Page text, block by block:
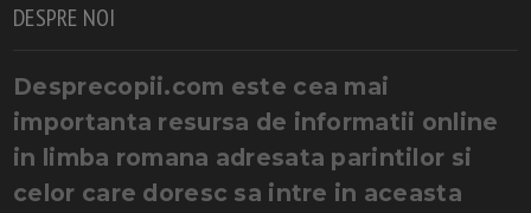
DESPRE NOI
Desprecopii.com este cea mai
importanta resursa de informatii online
in limba romana adresata parintilor si
celor care doresc sa intre in aceasta